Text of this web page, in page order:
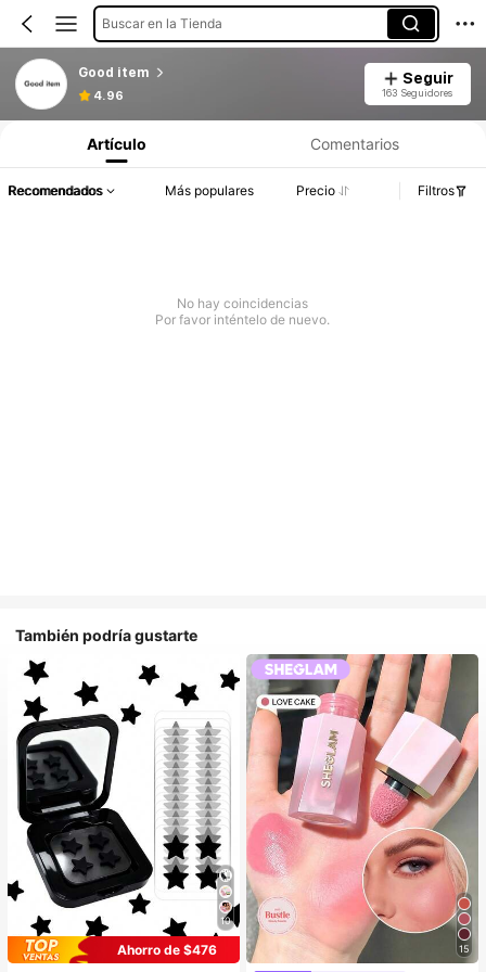
Buscar en la Tienda
Good item
4.96
Seguir
163 Seguidores
Artículo Comentarios
Recomendados Más populares Precio Filtros
No hay coincidencias
Por favor inténtelo de nuevo.
También podría gustarte
10
Ahorro de $476
15